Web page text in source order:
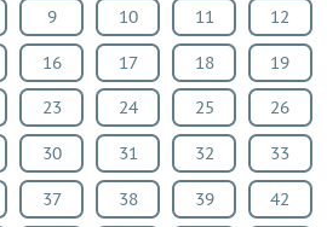
9 10 11 12
16 17 18 19
23 24 25 26
30 31 32 33
37 38 39 42